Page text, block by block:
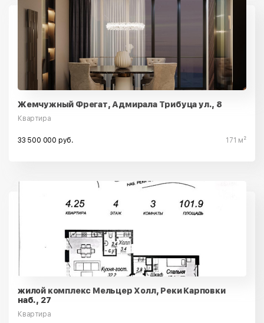
Жемчужный Фрегат, Адмирала Трибуца ул., 8
Квартира
33 500 000 руб. 171 м²
жилой комплекс Мельцер Холл, Реки Карповки
наб., 27
Квартира